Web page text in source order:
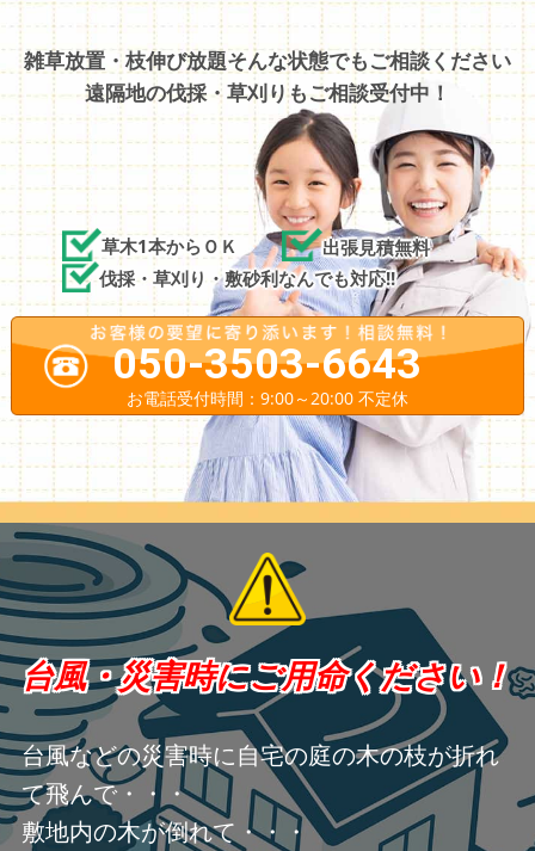
雑草放置・枝伸び放題そんな状態でもご相談ください
遠隔地の伐採・草刈りもご相談受付中！
草木1本からＯＫ
出張見積無料
伐採・草刈り・敷砂利なんでも対応!!
050-3503-6643
お電話受付時間：9:00～20:00 不定休
台風・災害時にご用命ください！
台風などの災害時に自宅の庭の木の枝が折れ
て飛んで・・・
敷地内の木が倒れて・・・